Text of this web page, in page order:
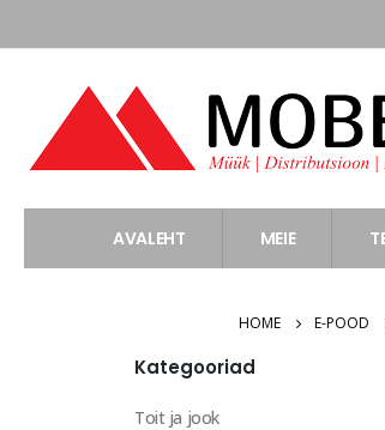
AVALEHT MEIE
HOME E-POOD
Kategooriad
Toit ja jook